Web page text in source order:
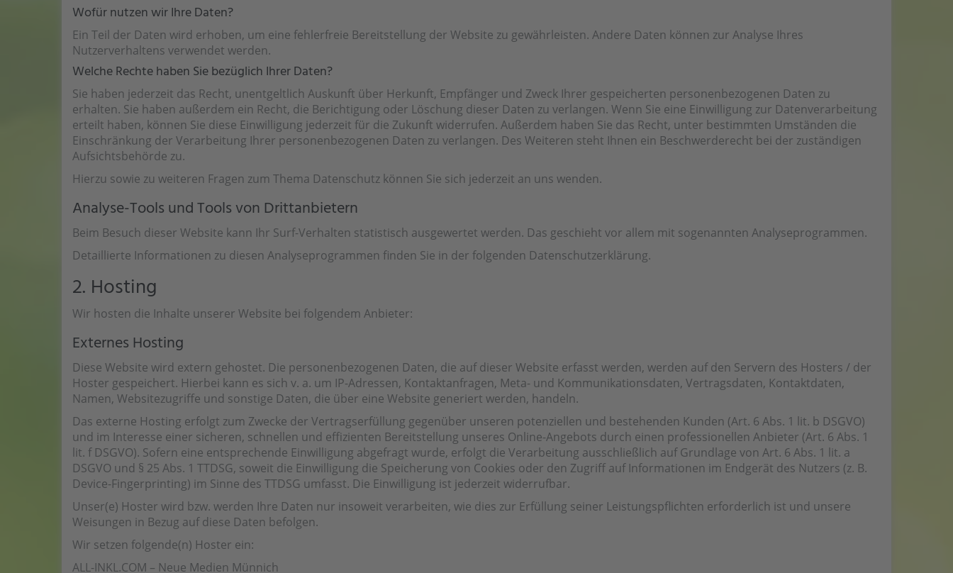
Wofür nutzen wir Ihre Daten?
Ein Teil der Daten wird erhoben, um eine fehlerfreie Bereitstellung der Website zu gewährleisten. Andere Daten können zur Analyse Ihres
Nutzerverhaltens verwendet werden.
Welche Rechte haben Sie bezüglich Ihrer Daten?
Sie haben jederzeit das Recht, unentgeltlich Auskunft über Herkunft, Empfänger und Zweck Ihrer gespeicherten personenbezogenen Daten zu
erhalten. Sie haben außerdem ein Recht, die Berichtigung oder Löschung dieser Daten zu verlangen. Wenn Sie eine Einwilligung zur Datenverarbeitung
erteilt haben, können Sie diese Einwilligung jederzeit für die Zukunft widerrufen. Außerdem haben Sie das Recht, unter bestimmten Umständen die
Einschränkung der Verarbeitung Ihrer personenbezogenen Daten zu verlangen. Des Weiteren steht Ihnen ein Beschwerderecht bei der zuständigen
Aufsichtsbehörde zu.
Hierzu sowie zu weiteren Fragen zum Thema Datenschutz können Sie sich jederzeit an uns wenden.
Analyse-Tools und Tools von Dritt­anbietern
Beim Besuch dieser Website kann Ihr Surf-Verhalten statistisch ausgewertet werden. Das geschieht vor allem mit sogenannten Analyseprogrammen.
Detaillierte Informationen zu diesen Analyseprogrammen finden Sie in der folgenden Datenschutzerklärung.
2. Hosting
Wir hosten die Inhalte unserer Website bei folgendem Anbieter:
Externes Hosting
Diese Website wird extern gehostet. Die personenbezogenen Daten, die auf dieser Website erfasst werden, werden auf den Servern des Hosters / der
Hoster gespeichert. Hierbei kann es sich v. a. um IP-Adressen, Kontaktanfragen, Meta- und Kommunikationsdaten, Vertragsdaten, Kontaktdaten,
Namen, Websitezugriffe und sonstige Daten, die über eine Website generiert werden, handeln.
Das externe Hosting erfolgt zum Zwecke der Vertragserfüllung gegenüber unseren potenziellen und bestehenden Kunden (Art. 6 Abs. 1 lit. b DSGVO)
und im Interesse einer sicheren, schnellen und effizienten Bereitstellung unseres Online-Angebots durch einen professionellen Anbieter (Art. 6 Abs. 1
lit. f DSGVO). Sofern eine entsprechende Einwilligung abgefragt wurde, erfolgt die Verarbeitung ausschließlich auf Grundlage von Art. 6 Abs. 1 lit. a
DSGVO und § 25 Abs. 1 TTDSG, soweit die Einwilligung die Speicherung von Cookies oder den Zugriff auf Informationen im Endgerät des Nutzers (z. B.
Device-Fingerprinting) im Sinne des TTDSG umfasst. Die Einwilligung ist jederzeit widerrufbar.
Unser(e) Hoster wird bzw. werden Ihre Daten nur insoweit verarbeiten, wie dies zur Erfüllung seiner Leistungspflichten erforderlich ist und unsere
Weisungen in Bezug auf diese Daten befolgen.
Wir setzen folgende(n) Hoster ein:
ALL-INKL.COM – Neue Medien Münnich